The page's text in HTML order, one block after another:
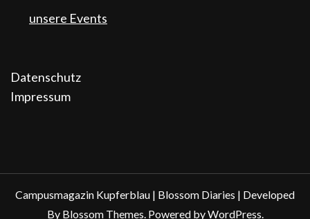
unsere Events
Datenschutz
Impressum
Campusmagazin Kupferblau | Blossom Diaries | Developed
By Blossom Themes. Powered byWordPress.